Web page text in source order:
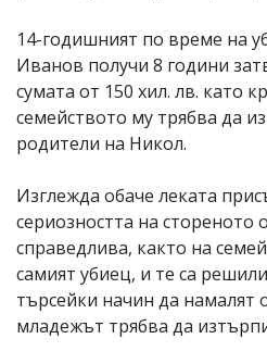
14-годишният по време на
Иванов получи 8 години
сумата от 150 хил. лв. като
семейството му трябва да
родители на Никол.
Изглежда обаче леката
сериозността на стореното
справедлива, както на
самият убиец, и те са
търсейки начин да намалят
младежът трябва да